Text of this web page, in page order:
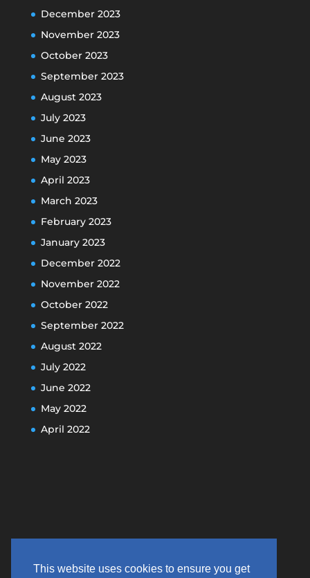
This website uses cookies to ensure you get
December 2023
November 2023
October 2023
September 2023
August 2023
July 2023
June 2023
May 2023
April 2023
March 2023
February 2023
January 2023
December 2022
November 2022
October 2022
September 2022
August 2022
July 2022
June 2022
May 2022
April 2022